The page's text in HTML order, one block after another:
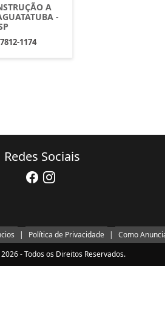
A
-
1174
Redes Sociais
| Política de Privacidade |
Como
- Todos os Direitos Reservados.